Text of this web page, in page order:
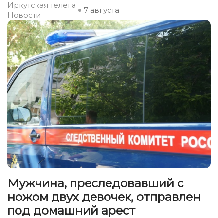
Иркутская телега
Новости
7 августа
Мужчина, преследовавший с
ножом двух девочек, отправлен
под домашний арест